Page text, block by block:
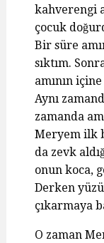
kahverengi
çocuk
Bir süre
sıktım.
amının
Aynı
zamanda
Meryem ilk
da zevk
onun koca,
Derken
çıkarmaya
O zaman